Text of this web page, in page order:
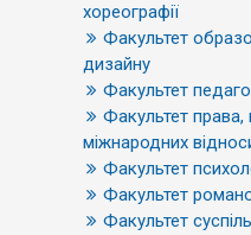
хореографії
Факультет
дизайну
Факультет
Факультет права,
міжнародних
Факультет
Факультет
Факультет